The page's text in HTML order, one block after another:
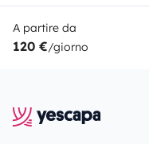
A partire da
120 €/giorno